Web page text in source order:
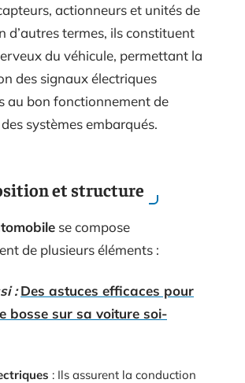
actionneurs et unités de
d’autres termes, ils constituent
du véhicule, permettant la
des signaux électriques
au bon fonctionnement de
des systèmes embarqués.
et structure
se compose
de plusieurs éléments :
: Des astuces efficaces pour
bosse sur sa voiture soi-
: Ils assurent la conduction